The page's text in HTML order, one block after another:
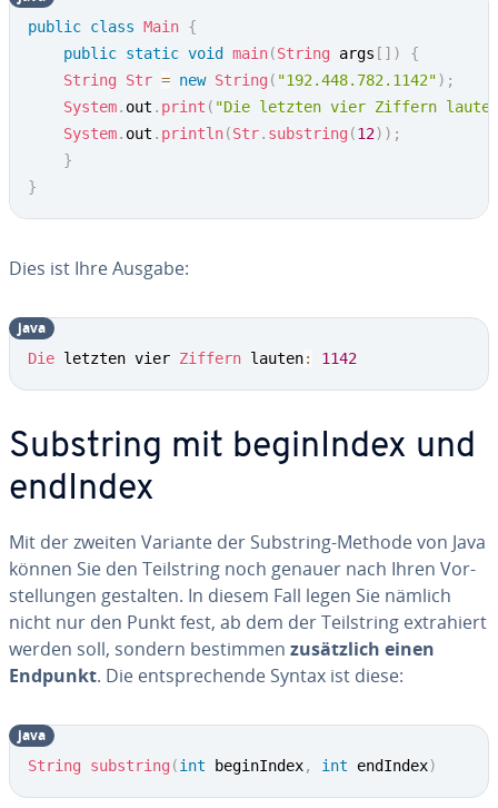
public class Main {
public static void main(String args [ ] )
{
String
Str = new String ( "192.448.782.1142") ;
System. out . print ( "Die letzten vier Ziffern
System. out . println(Str. substring (12) ) ;
}
}
Dies ist Ihre Ausgabe:
Die letzten vier Ziffern lauten: 1142
java
Substring mit be­gin­In­dex und
endIndex
Mit der zweiten Variante der Substring-Methode von Java
können Sie den Teil­string noch genauer nach Ihren Vor­
stel­lun­gen gestalten. In diesem Fall legen Sie nämlich
nicht nur den Punkt fest, ab dem der Teil­string ex­tra­hiert
werden soll, sondern bestimmen zu­sätz­lich einen
Endpunkt. Die ent­spre­chen­de Syntax ist diese:
String substring (int beginIndex, int endIndex)
java